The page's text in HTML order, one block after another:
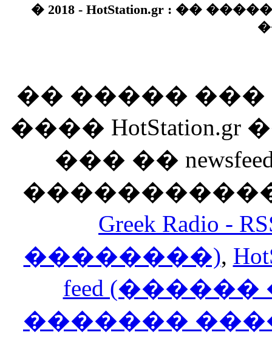
� 2018 - HotStation.gr : ��
�� �����
����
��� ��
Greek Radio
��������),
feed
�������